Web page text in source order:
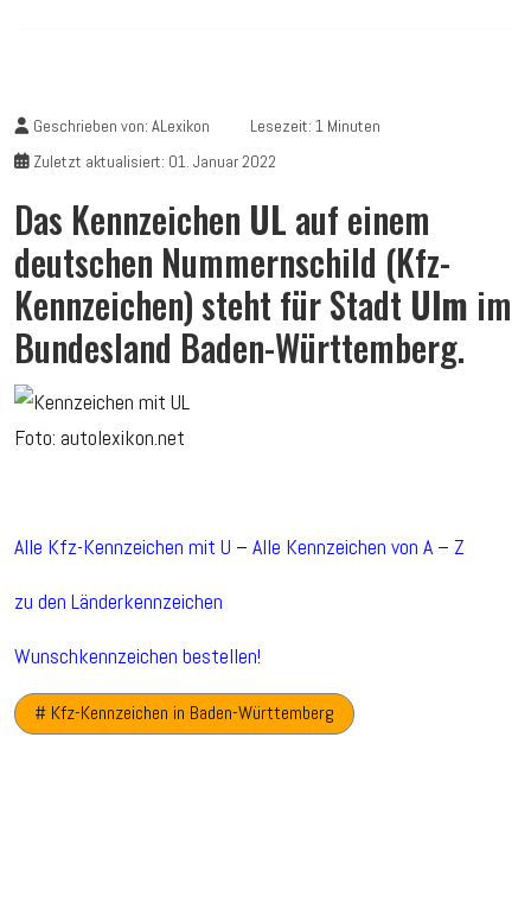
Geschrieben von: ALexikon
Lesezeit: 1 Minuten
Zuletzt aktualisiert: 01. Januar 2022
Das Kennzeichen UL auf einem
deutschen Nummernschild (Kfz-
Kennzeichen) steht für Stadt Ulm im
Bundesland Baden-Württemberg.
Foto: autolexikon.net
Alle Kfz-Kennzeichen mit U – Alle Kennzeichen von A – Z
zu den Länderkennzeichen
Wunschkennzeichen bestellen!
# Kfz-Kennzeichen in Baden-Württemberg